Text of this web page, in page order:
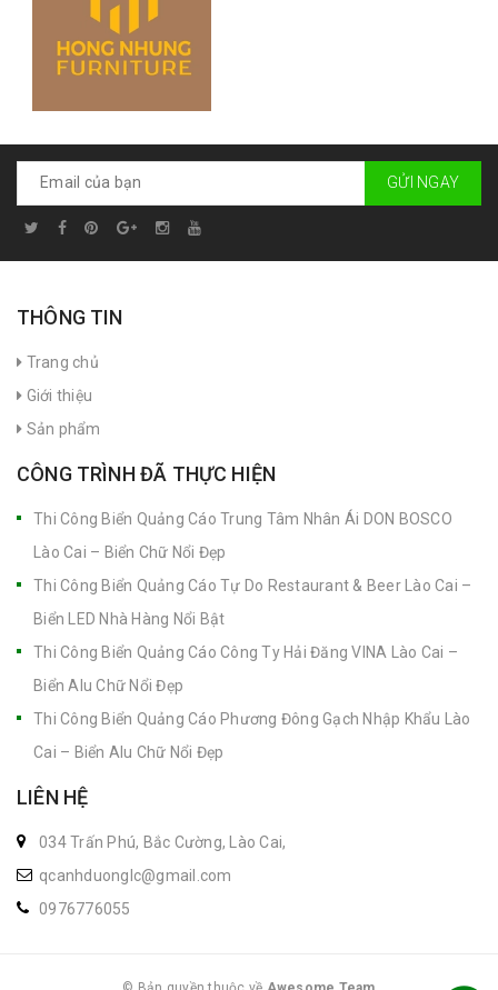
GỬI NGAY
THÔNG TIN
Trang chủ
Giới thiệu
Sản phẩm
CÔNG TRÌNH ĐÃ THỰC HIỆN
Thi Công Biển Quảng Cáo Trung Tâm Nhân Ái DON BOSCO
Lào Cai – Biển Chữ Nổi Đẹp
Thi Công Biển Quảng Cáo Tự Do Restaurant & Beer Lào Cai –
Biển LED Nhà Hàng Nổi Bật
Thi Công Biển Quảng Cáo Công Ty Hải Đăng VINA Lào Cai –
Biển Alu Chữ Nổi Đẹp
Thi Công Biển Quảng Cáo Phương Đông Gạch Nhập Khẩu Lào
Cai – Biển Alu Chữ Nổi Đẹp
LIÊN HỆ
034 Trấn Phú, Bắc Cường, Lào Cai,
qcanhduonglc@gmail.com
0976776055